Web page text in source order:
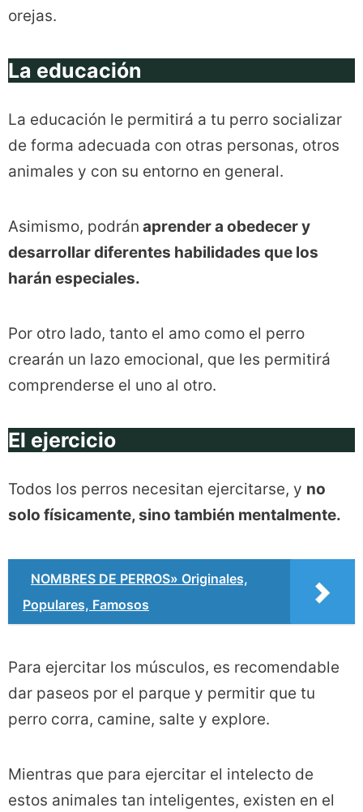
orejas.
La educación
La educación le permitirá a tu perro socializar
de forma adecuada con otras personas, otros
animales y con su entorno en general.
Asimismo, podrán aprender a obedecer y
desarrollar diferentes habilidades que los
harán especiales.
Por otro lado, tanto el amo como el perro
crearán un lazo emocional, que les permitirá
comprenderse el uno al otro.
El ejercicio
Todos los perros necesitan ejercitarse, y no
solo físicamente, sino también mentalmente.
NOMBRES DE PERROS» Originales,
Populares, Famosos
Para ejercitar los músculos, es recomendable
dar paseos por el parque y permitir que tu
perro corra, camine, salte y explore.
Mientras que para ejercitar el intelecto de
estos animales tan inteligentes, existen en el